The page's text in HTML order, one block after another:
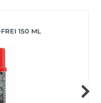
150 ML